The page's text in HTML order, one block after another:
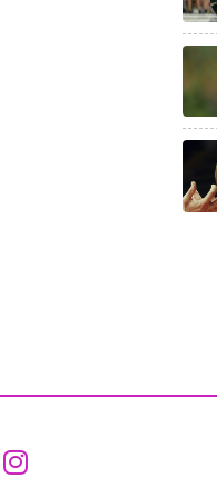
Aceder ao
Aceder ao